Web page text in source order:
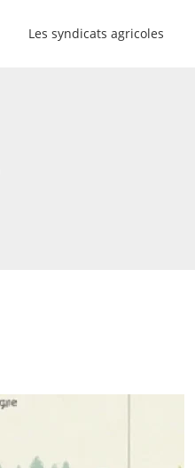
Les syndicats agricoles